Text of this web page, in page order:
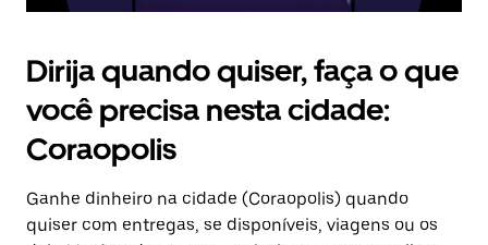
Dirija quando quiser, faça o que
você precisa nesta cidade:
Coraopolis
Ganhe dinheiro na cidade (Coraopolis) quando
quiser com entregas, se disponíveis, viagens ou os